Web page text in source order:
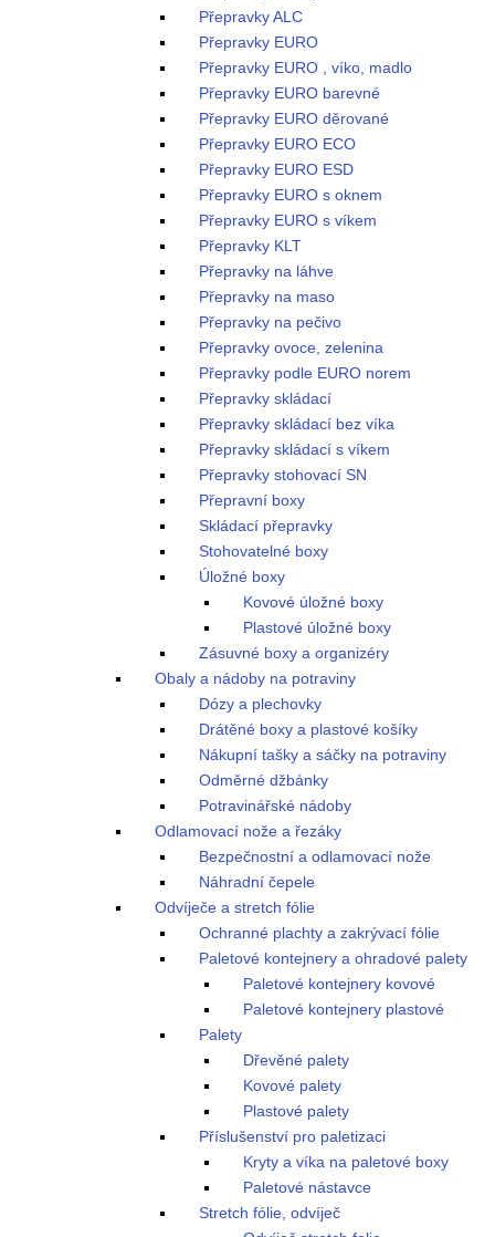
Přepravky ALC
Přepravky EURO
Přepravky EURO , víko, madlo
Přepravky EURO barevné
Přepravky EURO děrované
Přepravky EURO ECO
Přepravky EURO ESD
Přepravky EURO s oknem
Přepravky EURO s víkem
Přepravky KLT
Přepravky na láhve
Přepravky na maso
Přepravky na pečivo
Přepravky ovoce, zelenina
Přepravky podle EURO norem
Přepravky skládací
Přepravky skládací bez víka
Přepravky skládací s víkem
Přepravky stohovací SN
Přepravní boxy
Skládací přepravky
Stohovatelné boxy
Úložné boxy
Kovové úložné boxy
Plastové úložné boxy
Zásuvné boxy a organizéry
Obaly a nádoby na potraviny
Dózy a plechovky
Drátěné boxy a plastové košíky
Nákupní tašky a sáčky na potraviny
Odměrné džbánky
Potravinářské nádoby
Odlamovací nože a řezáky
Bezpečnostní a odlamovací nože
Náhradní čepele
Odvíječe a stretch fólie
Ochranné plachty a zakrývací fólie
Paletové kontejnery a ohradové palety
Paletové kontejnery kovové
Paletové kontejnery plastové
Palety
Dřevěné palety
Kovové palety
Plastové palety
Příslušenství pro paletizaci
Kryty a víka na paletové boxy
Paletové nástavce
Stretch fólie, odvíječ